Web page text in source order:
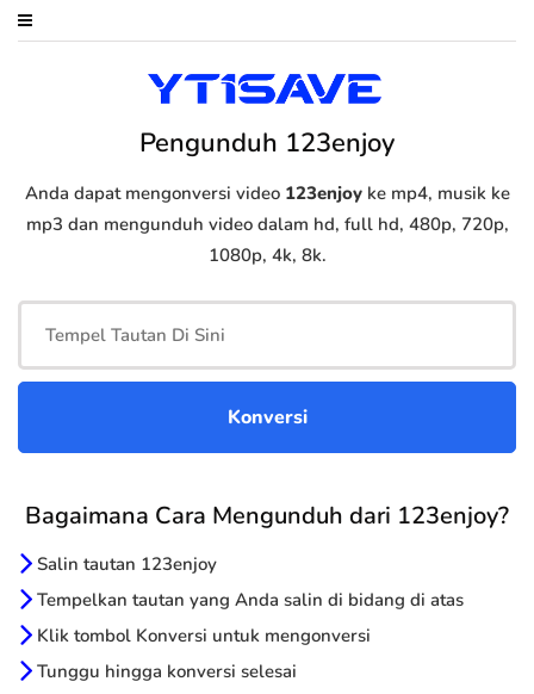
Pengunduh 123enjoy
Anda dapat mengonversi video 123enjoyke mp4, musik ke
mp3 dan mengunduh video dalam hd, full hd, 480p, 720p,
1080p, 4k, 8k.
Bagaimana Cara Mengunduh dari 123enjoy?
Salin tautan 123enjoy
Tempelkan tautan yang Anda salin di bidang di atas
Klik tombol Konversi untuk mengonversi
Tunggu hingga konversi selesai